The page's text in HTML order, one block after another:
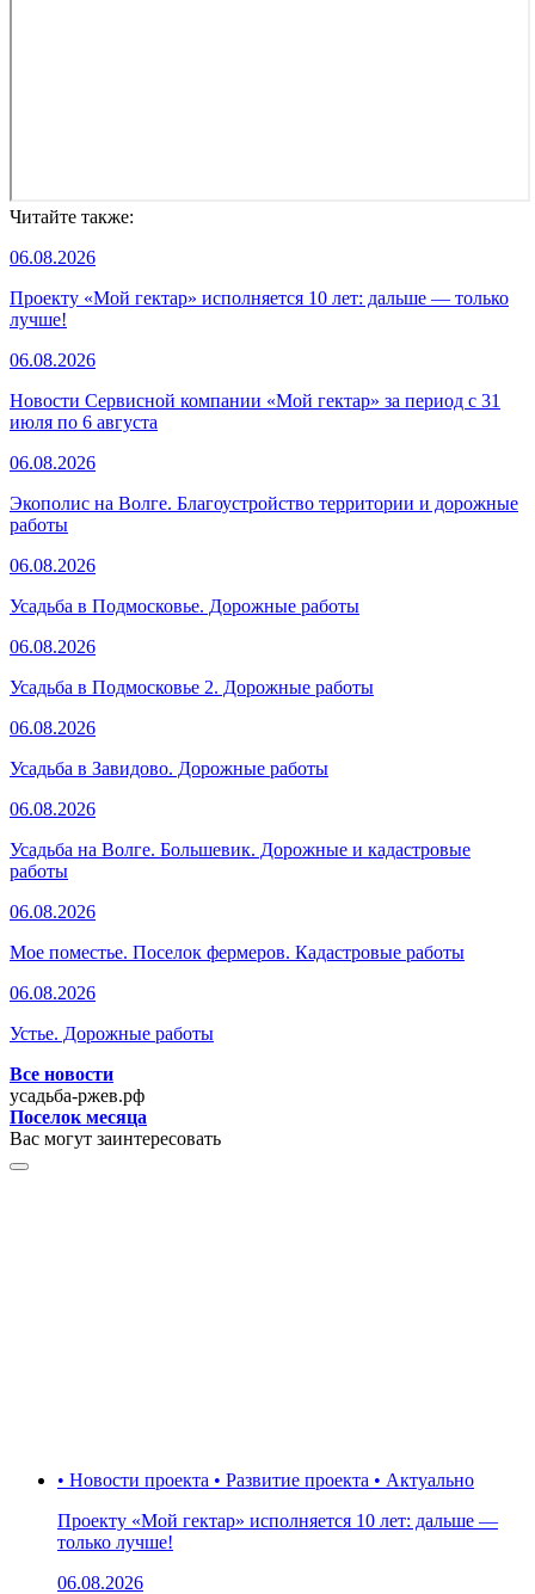
Читайте также:
06.08.2026
Проекту «Мой гектар» исполняется 10 лет: дальше — только
лучше!
06.08.2026
Новости Сервисной компании «Мой гектар» за период с 31
июля по 6 августа
06.08.2026
Экополис на Волге. Благоустройство территории и дорожные
работы
06.08.2026
Усадьба в Подмосковье. Дорожные работы
06.08.2026
Усадьба в Подмосковье 2. Дорожные работы
06.08.2026
Усадьба в Завидово. Дорожные работы
06.08.2026
Усадьба на Волге. Большевик. Дорожные и кадастровые
работы
06.08.2026
Мое поместье. Поселок фермеров. Кадастровые работы
06.08.2026
Устье. Дорожные работы
Все новости
усадьба-ржев.рф
Поселок месяца
Вас могут заинтересовать
• Новости проекта • Развитие проекта • Актуально
Проекту «Мой гектар» исполняется 10 лет: дальше —
только лучше!
06.08.2026